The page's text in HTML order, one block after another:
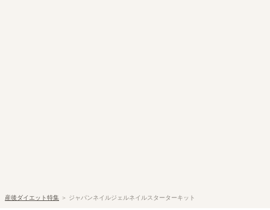
産後ダイエット特集 ＞ ジャパンネイルジェルネイルスターターキット